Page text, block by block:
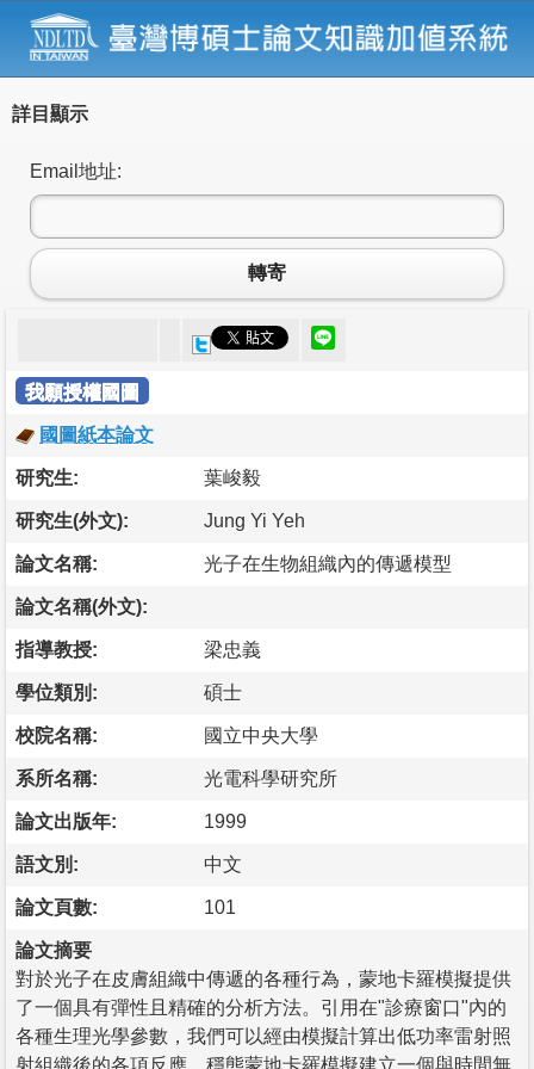
詳目顯示
Email地址:
轉寄
我願授權國圖
國圖紙本論文
研究生: 葉峻毅
研究生(外文): Jung Yi Yeh
論文名稱: 光子在生物組織內的傳遞模型
論文名稱(外文):
指導教授: 梁忠義
學位類別: 碩士
校院名稱: 國立中央大學
系所名稱: 光電科學研究所
論文出版年: 1999
語文別: 中文
論文頁數: 101
論文摘要
對於光子在皮膚組織中傳遞的各種行為，蒙地卡羅模擬提供
了一個具有彈性且精確的分析方法。引用在"診療窗口"內的
各種生理光學參數，我們可以經由模擬計算出低功率雷射照
射組織後的各項反應。穩態蒙地卡羅模擬建立一個與時間無